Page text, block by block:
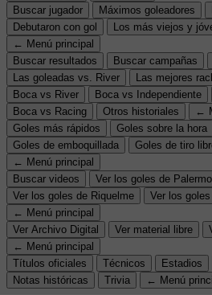
Buscar jugador
Máximos goleadores
Debutaron con gol
Los más viejos y
← Menú principal
Buscar resultados
Buscar campañas
Las goleadas vs. River
Las mejores
Boca vs River
Boca vs Independiente
Boca vs Racing
Otros historiales
←
Goles más rápidos
Goles sobre la hora
Goles de emboquillada
Goles de tiro
← Menú principal
Buscar videos
Ver los goles de Palermo
Ver los goles de Riquelme
Ver los
← Menú principal
Ver Archivo Digital
Ver material libre
← Menú principal
Títulos oficiales
Técnicos Estadios
Notas históricas
Trivia ← Menú